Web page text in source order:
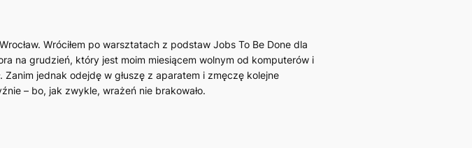
Wróciłem po warsztatach z podstaw Jobs To Be Done dla
na grudzień, który jest moim miesiącem wolnym od komputerów i
jednak odejdę w głuszę z aparatem i zmęczę kolejne
– bo, jak zwykle, wrażeń nie brakowało.